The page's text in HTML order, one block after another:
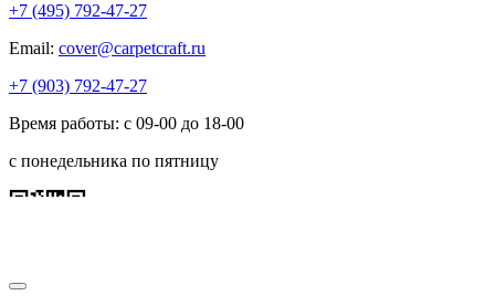
+7 (495) 792-47-27
Email: cover@carpetcraft.ru
+7 (903) 792-47-27
Время работы: с 09-00 до 18-00
с понедельника по пятницу